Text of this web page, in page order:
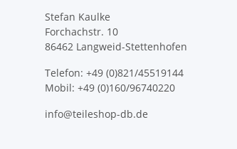
Stefan Kaulke
Forchachstr. 10
86462 Langweid-Stettenhofen
Telefon: +49 (0)821/45519144
Mobil: +49 (0)160/96740220
info@teileshop-db.de